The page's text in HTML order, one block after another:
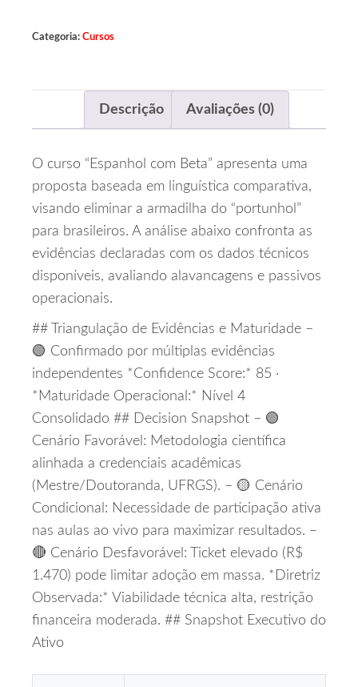
Categoria: Cursos
Descrição Avaliações (0)
O curso “Espanhol com Beta” apresenta uma
proposta baseada em linguística comparativa,
visando eliminar a armadilha do “portunhol”
para brasileiros. A análise abaixo confronta as
evidências declaradas com os dados técnicos
disponíveis, avaliando alavancagens e passivos
operacionais.
## Triangulação de Evidências e Maturidade –
🟢 Confirmado por múltiplas evidências
independentes *Confidence Score:* 85 ·
*Maturidade Operacional:* Nível 4
Consolidado ## Decision Snapshot – 🟢
Cenário Favorável: Metodologia científica
alinhada a credenciais acadêmicas
(Mestre/Doutoranda, UFRGS). – 🟡 Cenário
Condicional: Necessidade de participação ativa
nas aulas ao vivo para maximizar resultados. –
🔴 Cenário Desfavorável: Ticket elevado (R$
1.470) pode limitar adoção em massa. *Diretriz
Observada:* Viabilidade técnica alta, restrição
financeira moderada. ## Snapshot Executivo do
Ativo